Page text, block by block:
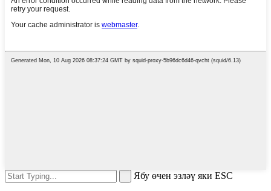
Ябу өчен эзләү яки ESC